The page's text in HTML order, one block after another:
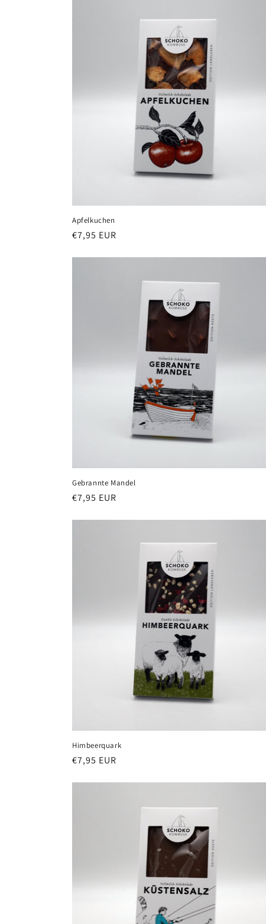
r
Apfelkuchen
Normaler
€7,95 EUR
Gebrannte Mandel
Normaler
€7,95 EUR
Himbeerquark
Normaler
€7,95 EUR